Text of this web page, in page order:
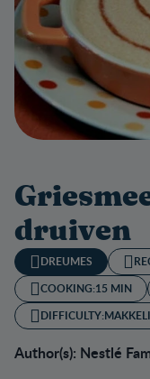
druiven
DREUMES
COOKING:15 MIN
DIFFICULTY:
Author(s): Nestlé